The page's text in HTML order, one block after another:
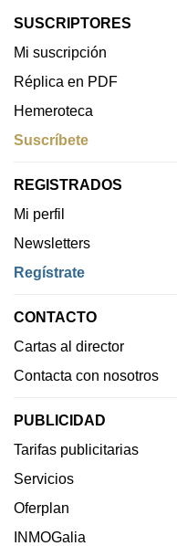
SUSCRIPTORES
Mi suscripción
Réplica en PDF
Hemeroteca
Suscríbete
REGISTRADOS
Mi perfil
Newsletters
Regístrate
CONTACTO
Cartas al director
Contacta con nosotros
PUBLICIDAD
Tarifas publicitarias
Servicios
Oferplan
INMOGalia